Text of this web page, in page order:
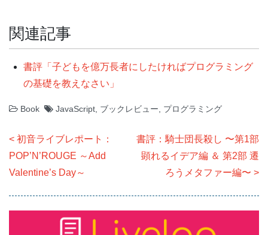
関連記事
書評「子どもを億万長者にしたければプログラミング
の基礎を教えなさい」
Book JavaScript, ブックレビュー, プログラミング
投
稿
ナ
ビ
ゲ
初音ライブレポート：
POP’N’ROUGE ～Add
Valentine’s Day～
書評：騎士団長殺し 〜第1部
顕れるイデア編 ＆ 第2部 遷
ろうメタファー編〜